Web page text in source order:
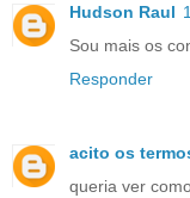
Hudson Raul
Sou mais os
Responder
acito os
queria ver